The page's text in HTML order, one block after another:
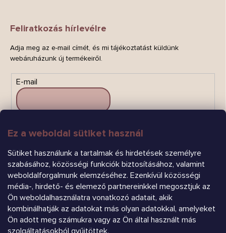
Ez a weboldal sütiket használ
Sütiket használunk a tartalmak és hirdetések személyre
szabásához, közösségi funkciók biztosításához, valamint
weboldalforgalmunk elemzéséhez. Ezenkívül közösségi
média-, hirdető- és elemező partnereinkkel megosztjuk az
Ön weboldalhasználatra vonatkozó adatait, akik
kombinálhatják az adatokat más olyan adatokkal, amelyeket
Ön adott meg számukra vagy az Ön által használt más
szolgáltatásokból gyűjtöttek.
Feliratkozás hírlevélre
Adja meg az e-mail címét, és mi tájékoztatást küldünk
webáruházunk új termékeiről.
E-mail
FELIRATKOZÁS
Árukereső.hu